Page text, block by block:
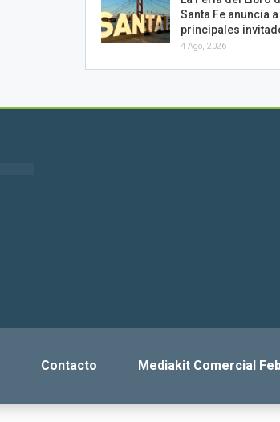
Santa Fe anuncia
principales
4 Ago, 2026
Contacto Mediakit Comercial